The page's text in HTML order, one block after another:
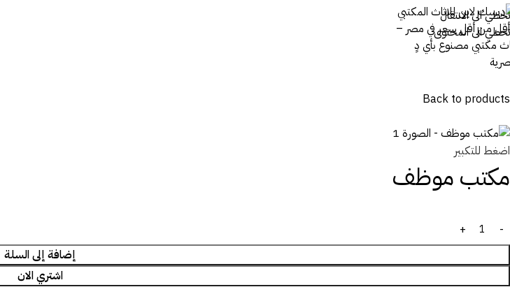
تخطي الى الانتقال
تخطي الى المحتوى
Back to products
اضغط للتكبير
مكتب موظف
إضافة إلى السلة
اشتري الان